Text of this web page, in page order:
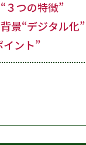
３つの特徴”
景“デジタル化”
イント”